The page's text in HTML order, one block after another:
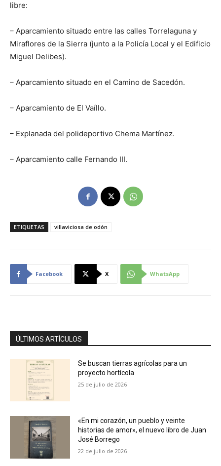
libre:
– Aparcamiento situado entre las calles Torrelaguna y
Miraflores de la Sierra (junto a la Policía Local y el Edificio
Miguel Delibes).
– Aparcamiento situado en el Camino de Sacedón.
– Aparcamiento de El Vaíllo.
– Explanada del polideportivo Chema Martínez.
– Aparcamiento calle Fernando III.
ETIQUETAS villaviciosa de odón
Facebook X WhatsApp
ÚLTIMOS ARTÍCULOS
Se buscan tierras agrícolas para un
proyecto hortícola
25 de julio de 2026
«En mi corazón, un pueblo y veinte
historias de amor», el nuevo libro de Juan
José Borrego
22 de julio de 2026